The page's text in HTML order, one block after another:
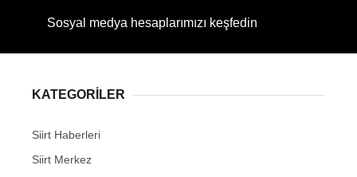
Sosyal medya hesaplarımızı keşfedin
KATEGORİLER
Siirt Haberleri
Siirt Merkez